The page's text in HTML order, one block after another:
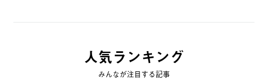
人気ランキング
みんなが注目する記事